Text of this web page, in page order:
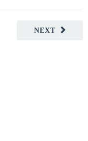
NEXT